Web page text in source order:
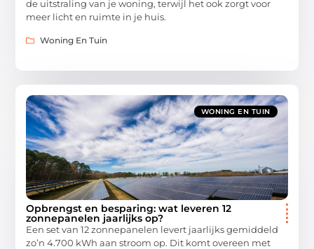
de uitstraling van je woning, terwijl het ook zorgt voor
meer licht en ruimte in je huis.
Woning En Tuin
WONING EN TUIN
Opbrengst en besparing: wat leveren 12
zonnepanelen jaarlijks op?
Een set van 12 zonnepanelen levert jaarlijks gemiddeld
zo’n 4.700 kWh aan stroom op. Dit komt overeen met